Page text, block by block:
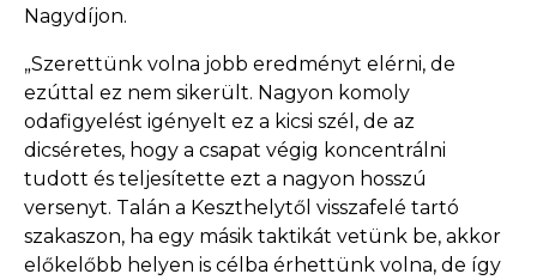
Nagydíjon.
„Szerettünk volna jobb eredményt elérni, de
ezúttal ez nem sikerült. Nagyon komoly
odafigyelést igényelt ez a kicsi szél, de az
dicséretes, hogy a csapat végig koncentrálni
tudott és teljesítette ezt a nagyon hosszú
versenyt. Talán a Keszthelytől visszafelé tartó
szakaszon, ha egy másik taktikát vetünk be, akkor
előkelőbb helyen is célba érhettünk volna, de így